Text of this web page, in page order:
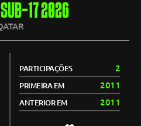
17 2026
PARTICIPAÇÕES 2
PRIMEIRA EM 2011
ANTERIOR EM 2011